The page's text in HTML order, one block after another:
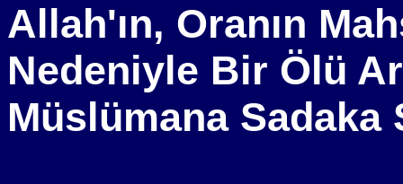
Allah'ın, Oranın
Nedeniyle Bir Ölü
Müslümana Sadaka